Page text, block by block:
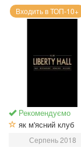
Входить в ТОП-10+
Рекомендуємо
як м'ясний клуб
Серпень 2018